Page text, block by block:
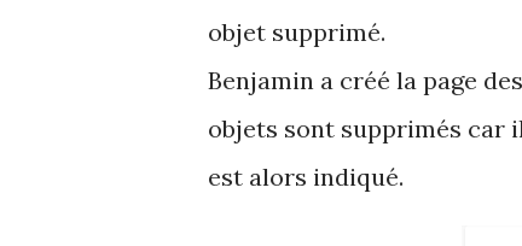
objet supprimé.
Benjamin a créé la page
objets sont supprimés car
est alors indiqué.